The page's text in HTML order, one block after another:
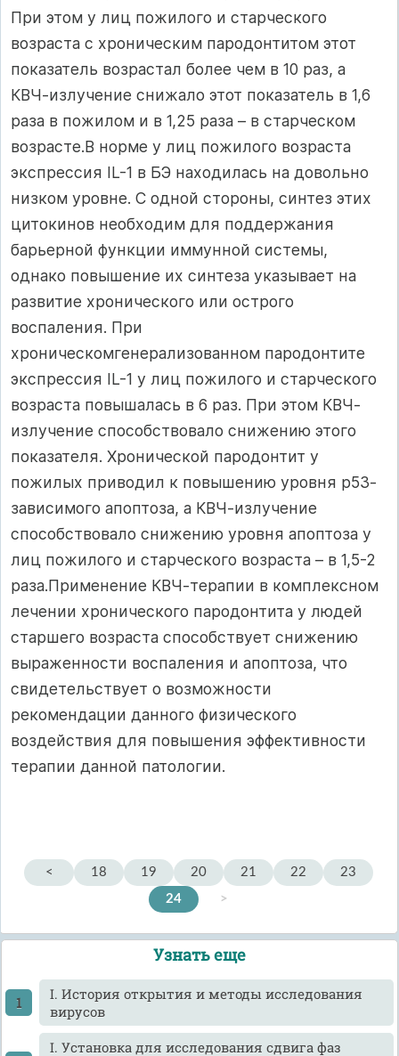
При этом у лиц пожилого и старческого
возраста с хроническим пародонтитом этот
показатель возрастал более чем в 10 раз, а
КВЧ-излучение снижало этот показатель в 1,6
раза в пожилом и в 1,25 раза – в старческом
возрасте.В норме у лиц пожилого возраста
экспрессия IL-1 в БЭ находилась на довольно
низком уровне. С одной стороны, синтез этих
цитокинов необходим для поддержания
барьерной функции иммунной системы,
однако повышение их синтеза указывает на
развитие хронического или острого
воспаления. При
хроническомгенерализованном пародонтите
экспрессия IL-1 у лиц пожилого и старческого
возраста повышалась в 6 раз. При этом КВЧ-
излучение способствовало снижению этого
показателя. Хронической пародонтит у
пожилых приводил к повышению уровня р53-
зависимого апоптоза, а КВЧ-излучение
способствовало снижению уровня апоптоза у
лиц пожилого и старческого возраста – в 1,5-2
раза.Применение КВЧ-терапии в комплексном
лечении хронического пародонтита у людей
старшего возраста способствует снижению
выраженности воспаления и апоптоза, что
свидетельствует о возможности
рекомендации данного физического
воздействия для повышения эффективности
терапии данной патологии.
< 18 19 20 21 22
23
24
>
Узнать еще
I. История открытия и методы исследования
вирусов
I. Установка для исследования сдвига фаз